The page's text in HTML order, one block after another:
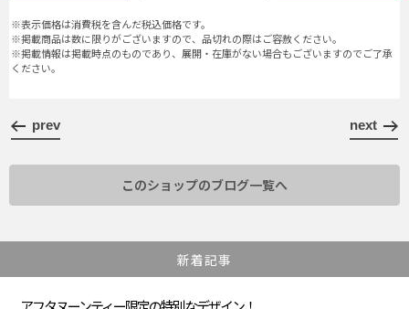
※表示価格は消費税を含んだ税込価格です。
※掲載商品は数に限りがございますので、品切れの際はご容赦ください。
※掲載情報は掲載時点のものであり、展開・在庫がない場合もございますのでご了承
ください。
prev next
このショップのブログ一覧へ
新着記事